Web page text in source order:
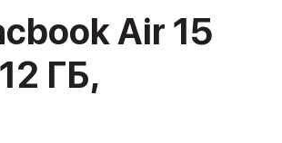
Air 15
ГБ,